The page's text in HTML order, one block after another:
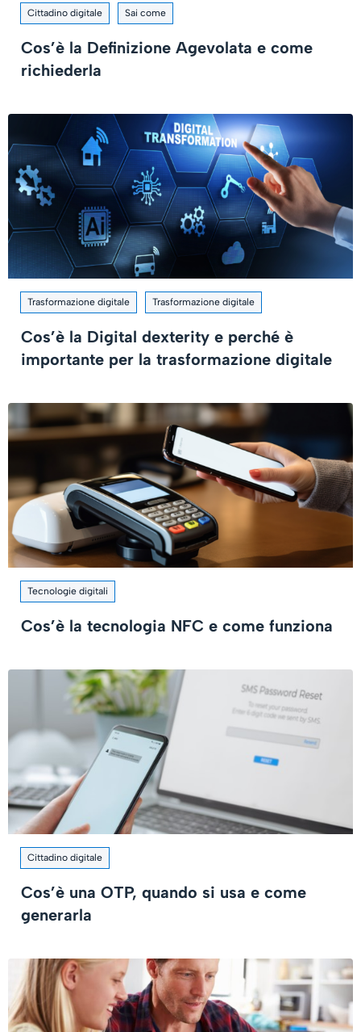
Cittadino digitale Sai come
Cos’è la Definizione Agevolata e come
richiederla
Trasformazione digitale Trasformazione digitale
Cos’è la Digital dexterity e perché è
importante per la trasformazione digitale
Tecnologie digitali
Cos’è la tecnologia NFC e come funziona
Cittadino digitale
Cos’è una OTP, quando si usa e come
generarla